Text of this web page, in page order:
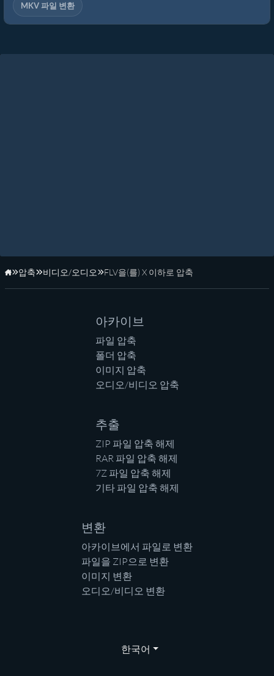
MKV 파일 변환
홈페이지
압축 비디오/오디오 FLV을(를) X 이하로 압축
아카이브
파일 압축
폴더 압축
이미지 압축
오디오/비디오 압축
추출
ZIP 파일 압축 해제
RAR 파일 압축 해제
7Z 파일 압축 해제
기타 파일 압축 해제
변환
아카이브에서 파일로 변환
파일을 ZIP으로 변환
이미지 변환
오디오/비디오 변환
한국어